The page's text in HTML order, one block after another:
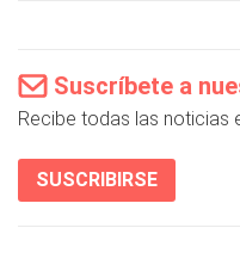
Suscríbete a
Recibe todas las noticias
SUSCRIBIRSE